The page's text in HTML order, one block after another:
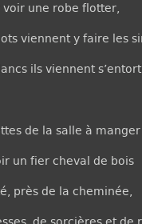
voir une robe flotter,
viennent y faire les
ils viennent
de la salle à manger
un fier cheval de bois
près de la cheminée,
de sorcières et de